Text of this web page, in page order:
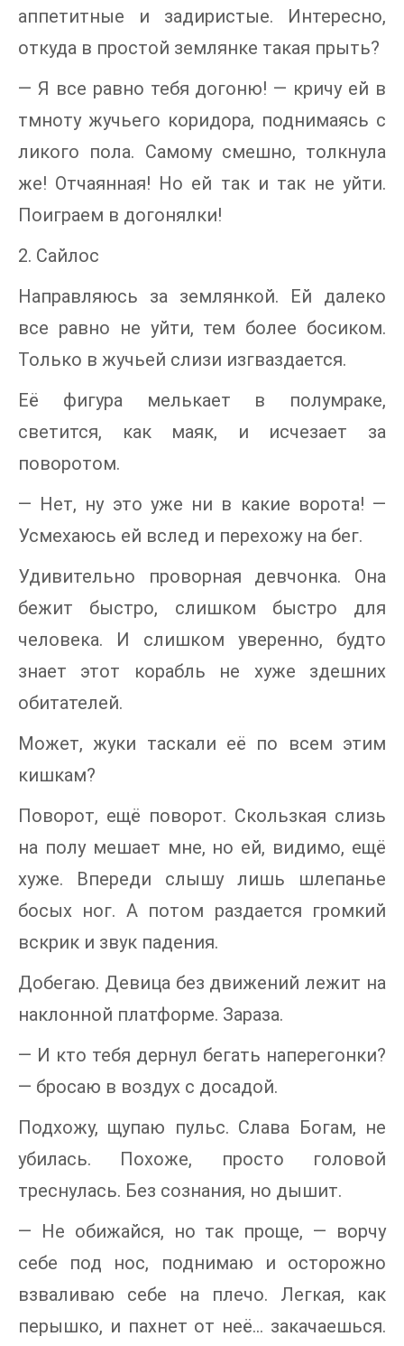
аппетитные и задиристые. Интересно,
откуда в простой землянке такая прыть?
— Я все равно тебя догоню! — кричу ей в
тмноту жучьего коридора, поднимаясь с
ликого пола. Самому смешно, толкнула
же! Отчаянная! Но ей так и так не уйти.
Поиграем в догонялки!
2. Сайлос
Направляюсь за землянкой. Ей далеко
все равно не уйти, тем более босиком.
Только в жучьей слизи изгваздается.
Её фигура мелькает в полумраке,
светится, как маяк, и исчезает за
поворотом.
— Нет, ну это уже ни в какие ворота! —
Усмехаюсь ей вслед и перехожу на бег.
Удивительно проворная девчонка. Она
бежит быстро, слишком быстро для
человека. И слишком уверенно, будто
знает этот корабль не хуже здешних
обитателей.
Может, жуки таскали её по всем этим
кишкам?
Поворот, ещё поворот. Скользкая слизь
на полу мешает мне, но ей, видимо, ещё
хуже. Впереди слышу лишь шлепанье
босых ног. А потом раздается громкий
вскрик и звук падения.
Добегаю. Девица без движений лежит на
наклонной платформе. Зараза.
— И кто тебя дернул бегать наперегонки?
— бросаю в воздух с досадой.
Подхожу, щупаю пульс. Слава Богам, не
убилась. Похоже, просто головой
треснулась. Без сознания, но дышит.
— Не обижайся, но так проще, — ворчу
себе под нос, поднимаю и осторожно
взваливаю себе на плечо. Легкая, как
перышко, и пахнет от неё… закачаешься.